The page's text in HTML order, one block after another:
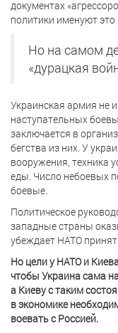
документах
политики именуют это
Но на самом
«дурацкая
Украинская армия не
наступательных
заключается в
бегства из них. У
вооружения, техника
еды. Число небоевых
боевые.
Политическое
западные страны
убеждает НАТО
Но цели у НАТО и
чтобы Украина сама
а Киеву с таким
в экономике
воевать с Россией.